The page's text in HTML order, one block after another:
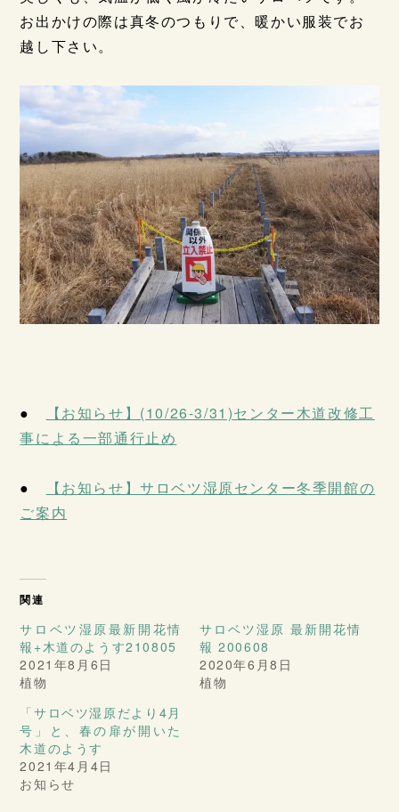
お出かけの際は真冬のつもりで、暖かい服装でお
越し下さい。
●
【お知らせ】(10/26-3/31)センター木道改修工
事による一部通行止め
●
【お知らせ】サロベツ湿原センター冬季開館の
ご案内
関連
サロベツ湿原最新開花情
報+木道のようす210805
2021年8月6日
植物
サロベツ湿原 最新開花情
報 200608
2020年6月8日
植物
「サロベツ湿原だより4月
号」と、春の扉が開いた
木道のようす
2021年4月4日
お知らせ